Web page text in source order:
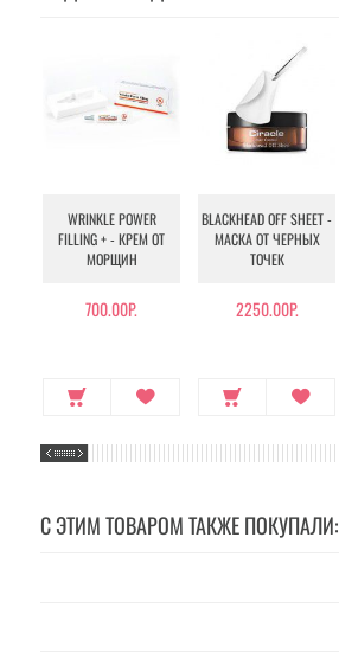
WRINKLE POWER
FILLING + - КРЕМ ОТ
МОРЩИН
700.00Р.
BLACKHEAD OFF SHEET -
МАСКА ОТ ЧЕРНЫХ
ТОЧЕК
2250.00Р.
С ЭТИМ ТОВАРОМ ТАКЖЕ ПОКУПАЛИ: